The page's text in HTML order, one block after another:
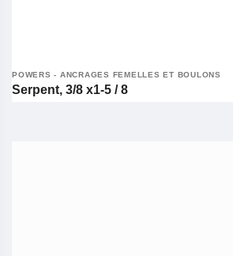
POWERS - ANCRAGES FEMELLES ET BOULONS
Serpent, 3/8 x1-5 / 8